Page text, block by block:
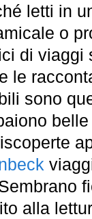
letti in
o
di
le
sono
alla